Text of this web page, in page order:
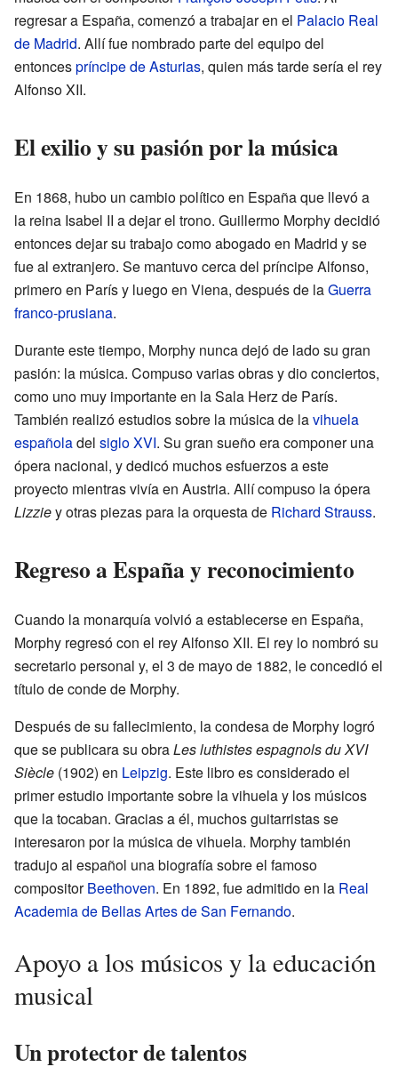
regresar a España, comenzó a trabajar en el Palacio Real
de Madrid. Allí fue nombrado parte del equipo del
entoncespríncipe de Asturias, quien más tarde sería el rey
Alfonso XII.
El exilio y su pasión por la música
En 1868, hubo un cambio político en España que llevó a
la reina Isabel II a dejar el trono. Guillermo Morphy decidió
entonces dejar su trabajo como abogado en Madrid y se
fue al extranjero. Se mantuvo cerca del príncipe Alfonso,
primero en París y luego en Viena, después de laGuerra
franco-prusiana.
Durante este tiempo, Morphy nunca dejó de lado su gran
pasión: la música. Compuso varias obras y dio conciertos,
como uno muy importante en la Sala Herz de París.
También realizó estudios sobre la música de lavihuela
españoladel siglo XVI. Su gran sueño era componer una
ópera nacional, y dedicó muchos esfuerzos a este
proyecto mientras vivía en Austria. Allí compuso la ópera
Lizziey otras piezas para la orquesta de Richard Strauss.
Regreso a España y reconocimiento
Cuando la monarquía volvió a establecerse en España,
Morphy regresó con el rey Alfonso XII. El rey lo nombró su
secretario personal y, el 3 de mayo de 1882, le concedió el
título de conde de Morphy.
Después de su fallecimiento, la condesa de Morphy logró
que se publicara su obraLes luthistes espagnols du XVI
Siècle (1902) en Leipzig. Este libro es considerado el
primer estudio importante sobre la vihuela y los músicos
que la tocaban. Gracias a él, muchos guitarristas se
interesaron por la música de vihuela. Morphy también
tradujo al español una biografía sobre el famoso
compositorBeethoven. En 1892, fue admitido en la Real
Academia de Bellas Artes de San Fernando.
Apoyo a los músicos y la educación
musical
Un protector de talentos